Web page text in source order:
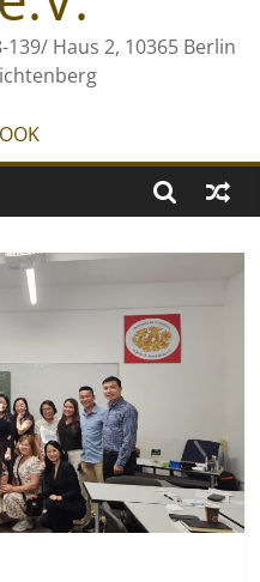
Haus 2, 10365 Berlin